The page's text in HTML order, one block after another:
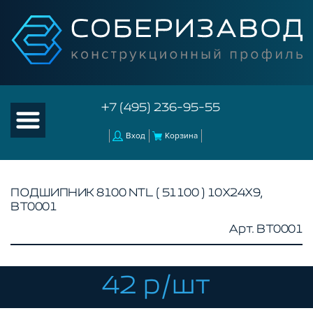
+7 (495) 236-95-55
Вход Корзина
КОНСТРУКЦИОННЫЙ ПРОФИЛЬ
КОМПЛЕКТУЮЩИЕ К ЧПУ
АКСЕССУАРЫ ДЛЯ V-ПАЗА
ПОДШИПНИК 8100 NTL ( 51100 ) 10Х24Х9,
BT0001
Арт. BT0001
42 р/шт